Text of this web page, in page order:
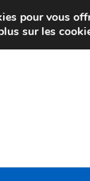
pour vous
sur les